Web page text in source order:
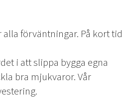
förväntningar. På kort tid
i att slippa bygga egna
bra mjukvaror. Vår